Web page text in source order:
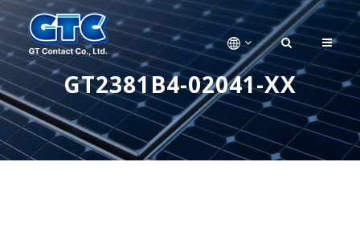
GT2381B4-02041-XX